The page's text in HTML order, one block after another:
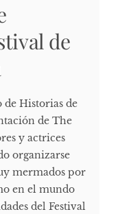
de
de Historias de
de The
y actrices
organizarse
mermados por
en el mundo
del Festival